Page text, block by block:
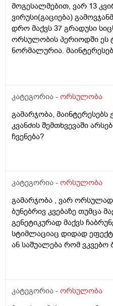
მის მშობლებს?
მოგესალმებით, ვარ 13
ვირუსი(გაციება)
დრო მაქვს 37 გრადუსი
ორსულობის პერიოდში ეს
ნორმალურია.
კატეგორია - ორსულობა
გამარჯობა,
კვანძის შემთხვევაში
ჩვენება?
კატეგორია - ორსულობა
გამარჯობა , ვარ ორსულად
ბუნებრივ კვებაზე თუმცა
გენეტიკურად მაქვს
სტიმლაციაც დიდად
ან საშუალება რომ ვკვებო
კატეგორია - ორსულობა